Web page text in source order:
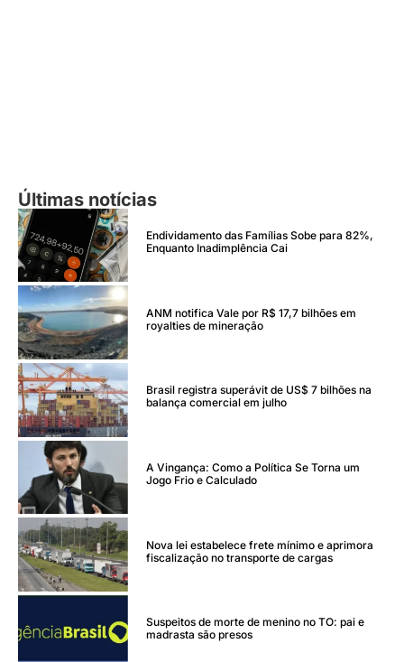
Últimas notícias
Endividamento das Famílias Sobe para 82%,
Enquanto Inadimplência Cai
ANM notifica Vale por R$ 17,7 bilhões em
royalties de mineração
Brasil registra superávit de US$ 7 bilhões na
balança comercial em julho
A Vingança: Como a Política Se Torna um
Jogo Frio e Calculado
Nova lei estabelece frete mínimo e aprimora
fiscalização no transporte de cargas
Suspeitos de morte de menino no TO: pai e
madrasta são presos